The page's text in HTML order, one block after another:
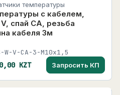
температуры
с кабелем,
спай CA, резьба
кабеля 3м
V-CA-3-M10x1,5
KZT Запросить КП